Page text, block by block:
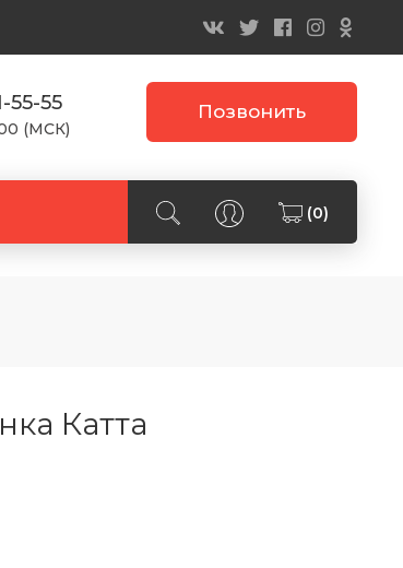
55-55
(МСК)
Позвонить
(0)
Катта